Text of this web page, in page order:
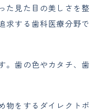
た見た目の美しさを整
求する歯科医療分野で
。歯の色やカタチ、歯
物をするダイレクトボ